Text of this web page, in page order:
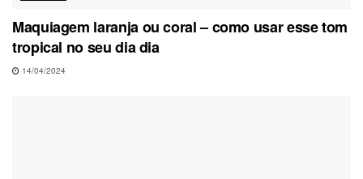
Maquiagem laranja ou coral – como usar esse tom
tropical no seu dia dia
14/04/2024